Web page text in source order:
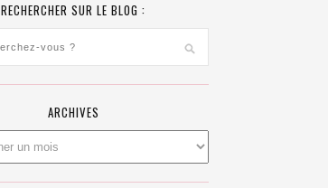
RECHERCHER SUR LE BLOG :
ARCHIVES